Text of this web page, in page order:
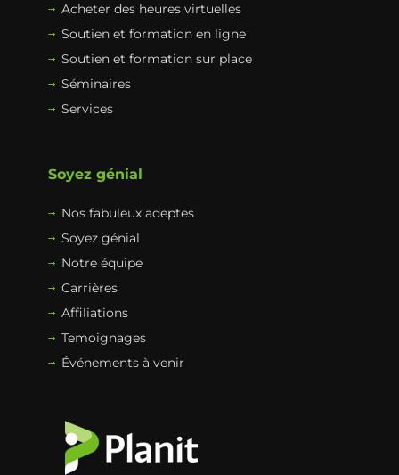
Acheter des heures virtuelles
Soutien et formation en ligne
Soutien et formation sur place
Séminaires
Services
Soyez génial
Nos fabuleux adeptes
Soyez génial
Notre équipe
Carrières
Affiliations
Temoignages
Événements à venir